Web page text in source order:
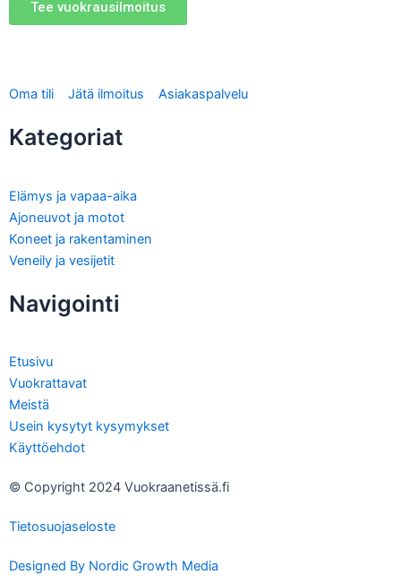
Tee vuokrausilmoitus
Oma tili Jätä ilmoitus Asiakaspalvelu
Kategoriat
Elämys ja vapaa-aika
Ajoneuvot ja motot
Koneet ja rakentaminen
Veneily ja vesijetit
Navigointi
Etusivu
Vuokrattavat
Meistä
Usein kysytyt kysymykset
Käyttöehdot
© Copyright 2024 Vuokraanetissä.fi
Tietosuojaseloste
Designed By Nordic Growth Media